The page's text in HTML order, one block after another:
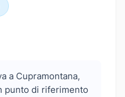
a Cupramontana,
punto di riferimento